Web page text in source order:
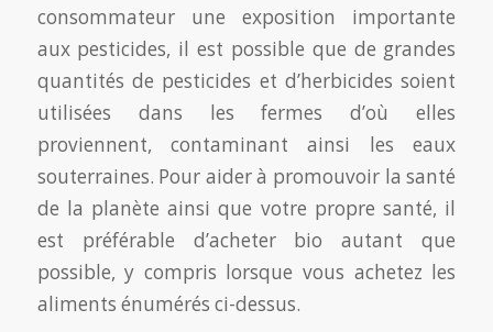
consommateur une exposition importante
aux pesticides, il est possible que de grandes
quantités de pesticides et d’herbicides soient
utilisées dans les fermes d’où elles
proviennent, contaminant ainsi les eaux
souterraines. Pour aider à promouvoir la santé
de la planète ainsi que votre propre santé, il
est préférable d’acheter bio autant que
possible, y compris lorsque vous achetez les
aliments énumérés ci-dessus.